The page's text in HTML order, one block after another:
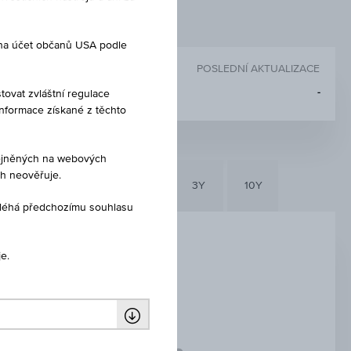
POSLEDNÍ AKTUALIZACE
-
3Y 10Y
účet občanů USA podle
zvláštní regulace
získané z těchto
na webových
neověřuje.
předchozímu souhlasu